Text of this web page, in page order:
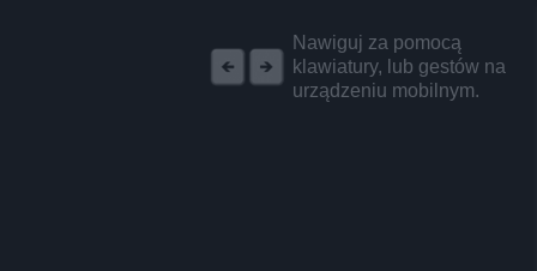
Nawiguj za pomocą
klawiatury, lub gestów na
urządzeniu mobilnym.